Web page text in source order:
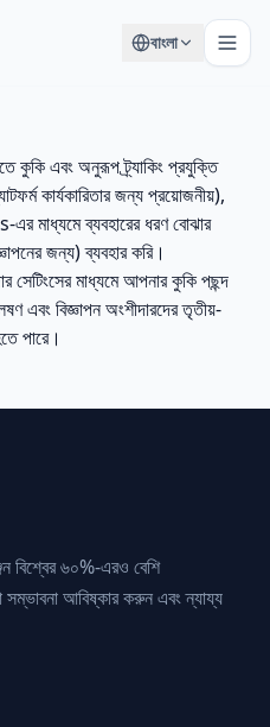
বাংলা
এবং অনুরূপ ট্র্যাকিং প্রযুক্তি
কার্যকারিতার জন্য প্রয়োজনীয়),
মাধ্যমে ব্যবহারের ধরণ বোঝার
জন্য) ব্যবহার করি।
সেটিংসের মাধ্যমে আপনার কুকি পছন্দ
এবং বিজ্ঞাপন অংশীদারদের তৃতীয়-
পারে।
বিশ্বের ৬০%-এরও বেশি
আবিষ্কার করুন এবং ন্যায্য